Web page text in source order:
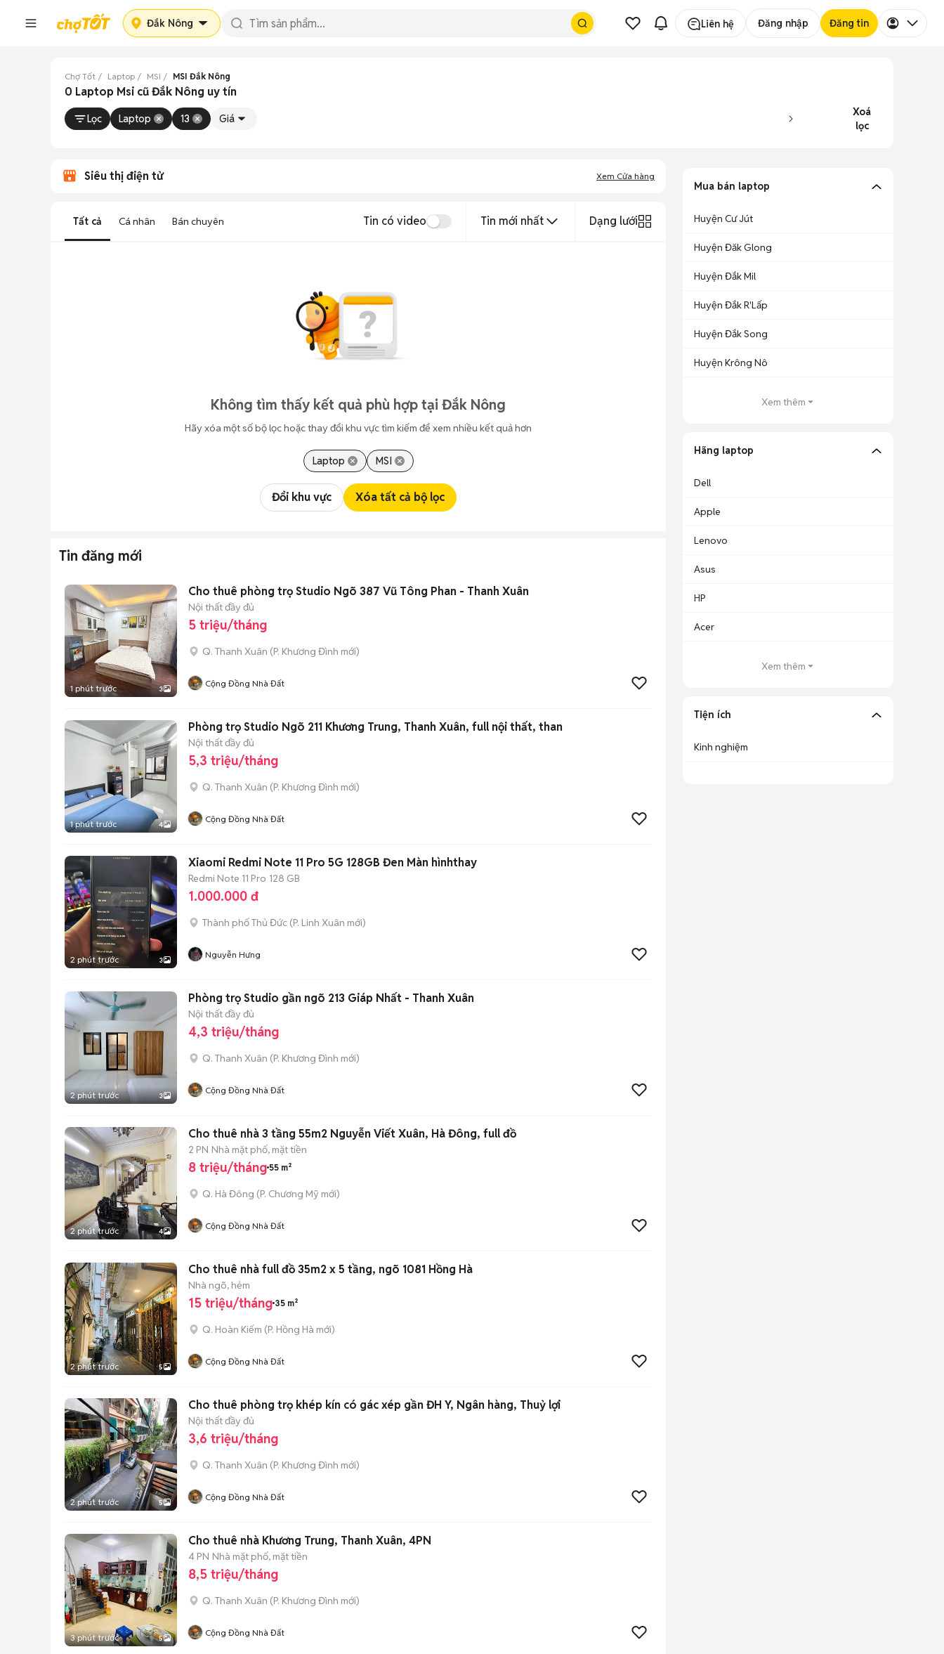
Đắk Nông Liên hệ Đăng nhập Đăng tin
Chợ Tốt Laptop MSI MSI Đắk Nông
0 Laptop Msi cũ Đắk Nông uy tín
Lọc Laptop 13 Giá
Xoá
lọc
Siêu thị điện tử Xem Cửa hàng
Tất cả Cá nhân Bán chuyên Tin có video Tin mới nhất Dạng lưới
Không tìm thấy kết quả phù hợp tại Đắk Nông
Hãy xóa một số bộ lọc hoặc thay đổi khu vực tìm kiếm để xem nhiều kết quả hơn
Laptop MSI
Đổi khu vực Xóa tất cả bộ lọc
Tin đăng mới
1 phút trước 3
Cho thuê phòng trọ Studio Ngõ 387 Vũ Tông Phan - Thanh Xuân
Nội thất đầy đủ
5 triệu/tháng
Q. Thanh Xuân (P. Khương Đình mới)
Cộng Đồng Nhà Đất
1 phút trước 4
Phòng trọ Studio Ngõ 211 Khương Trung, Thanh Xuân, full nội thất, than
Nội thất đầy đủ
5,3 triệu/tháng
Q. Thanh Xuân (P. Khương Đình mới)
Cộng Đồng Nhà Đất
2 phút trước 3
Xiaomi Redmi Note 11 Pro 5G 128GB Đen Màn hìnhthay
Redmi Note 11 Pro 128 GB
1.000.000 đ
Thành phố Thủ Đức (P. Linh Xuân mới)
Nguyễn Hưng
2 phút trước 3
Phòng trọ Studio gần ngõ 213 Giáp Nhất - Thanh Xuân
Nội thất đầy đủ
4,3 triệu/tháng
Q. Thanh Xuân (P. Khương Đình mới)
Cộng Đồng Nhà Đất
2 phút trước 4
Cho thuê nhà 3 tầng 55m2 Nguyễn Viết Xuân, Hà Đông, full đồ
2 PN Nhà mặt phố, mặt tiền
8 triệu/tháng 55 m²
Q. Hà Đông (P. Chương Mỹ mới)
Cộng Đồng Nhà Đất
2 phút trước 5
Cho thuê nhà full đồ 35m2 x 5 tầng, ngõ 1081 Hồng Hà
Nhà ngõ, hẻm
15 triệu/tháng 35 m²
Q. Hoàn Kiếm (P. Hồng Hà mới)
Cộng Đồng Nhà Đất
2 phút trước 5
Cho thuê phòng trọ khép kín có gác xép gần ĐH Y, Ngân hàng, Thuỷ lợi
Nội thất đầy đủ
3,6 triệu/tháng
Q. Thanh Xuân (P. Khương Đình mới)
Cộng Đồng Nhà Đất
3 phút trước 5
Cho thuê nhà Khương Trung, Thanh Xuân, 4PN
4 PN Nhà mặt phố, mặt tiền
8,5 triệu/tháng
Q. Thanh Xuân (P. Khương Đình mới)
Cộng Đồng Nhà Đất
Mua bán laptop
Huyện Cư Jút
Huyện Đăk Glong
Huyện Đắk Mil
Huyện Đắk R'Lấp
Huyện Đắk Song
Huyện Krông Nô
Xem thêm
Hãng laptop
Dell
Apple
Lenovo
Asus
HP
Acer
Xem thêm
Tiện ích
Kinh nghiệm